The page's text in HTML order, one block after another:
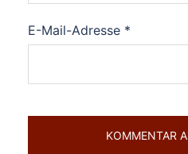
E-Mail-Adresse *